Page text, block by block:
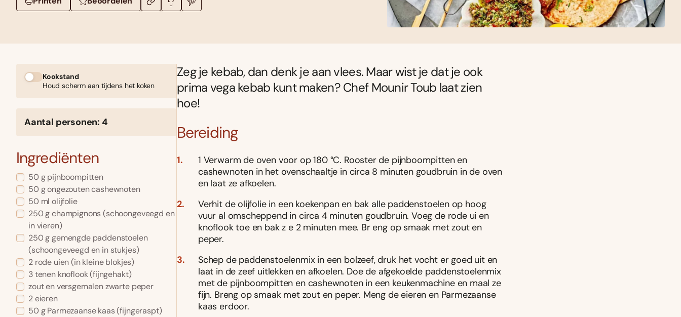
Kookstand
Houd scherm aan tijdens het koken
Aantal personen: 4
Ingrediënten
50 g pijnboompitten
50 g ongezouten cashewnoten
50 ml olijfolie
250 g champignons (schoongeveegd en
in vieren)
250 g gemengde paddenstoelen
(schoongeveegd en in stukjes)
2 rode uien (in kleine blokjes)
3 tenen knoflook (fijngehakt)
zout en versgemalen zwarte peper
2 eieren
50 g Parmezaanse kaas (fijngeraspt)
Zeg je kebab, dan denk je aan vlees. Maar wist je dat je ook
prima vega kebab kunt maken? Chef Mounir Toub laat zien
hoe!
Bereiding
1 Verwarm de oven voor op 180 °C. Rooster de pijnboompitten en
cashewnoten in het ovenschaaltje in circa 8 minuten goudbruin in de oven
en laat ze afkoelen.
Verhit de olijfolie in een koekenpan en bak alle paddenstoelen op hoog
vuur al omscheppend in circa 4 minuten goudbruin. Voeg de rode ui en
knoflook toe en bak z e 2 minuten mee. Br eng op smaak met zout en
peper.
Schep de paddenstoelenmix in een bolzeef, druk het vocht er goed uit en
laat in de zeef uitlekken en afkoelen. Doe de afgekoelde paddenstoelenmix
met de pijnboompitten en cashewnoten in een keukenmachine en maal ze
fijn. Breng op smaak met zout en peper. Meng de eieren en Parmezaanse
kaas erdoor.